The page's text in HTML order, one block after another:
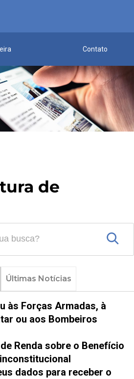
Contato
de
Últimas Notícias
às Forças Armadas, à
ou aos Bombeiros
Renda sobre o Benefício
dados para receber o